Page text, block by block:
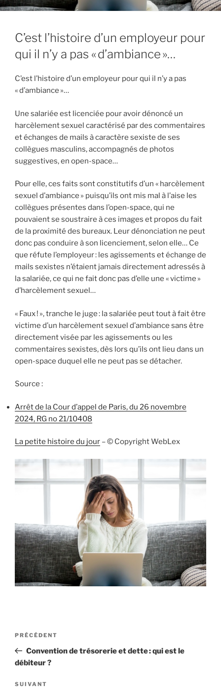
C’est l’histoire d’un employeur pour
qui il n’y a pas « d’ambiance »…
C’est l’histoire d’un employeur pour qui il n’y a pas
« d’ambiance »…
Une salariée est licenciée pour avoir dénoncé un
harcèlement sexuel caractérisé par des commentaires
et échanges de mails à caractère sexiste de ses
collègues masculins, accompagnés de photos
suggestives, en open-space…
Pour elle, ces faits sont constitutifs d’un « harcèlement
sexuel d’ambiance » puisqu’ils ont mis mal à l’aise les
collègues présentes dans l’open-space, qui ne
pouvaient se soustraire à ces images et propos du fait
de la proximité des bureaux. Leur dénonciation ne peut
donc pas conduire à son licenciement, selon elle… Ce
que réfute l’employeur : les agissements et échange de
mails sexistes n’étaient jamais directement adressés à
la salariée, ce qui ne fait donc pas d’elle une « victime »
d’harcèlement sexuel…
« Faux ! », tranche le juge : la salariée peut tout à fait être
victime d’un harcèlement sexuel d’ambiance sans être
directement visée par les agissements ou les
commentaires sexistes, dès lors qu’ils ont lieu dans un
open-space duquel elle ne peut pas se détacher.
Source :
Arrêt de la Cour d’appel de Paris, du 26 novembre
2024, RG no 21/10408
La petite histoire du jour – © Copyright WebLex
Navigation
l’article
Article
précédent
PRÉCÉDENT
Convention de trésorerie et dette : qui est le
débiteur ?
Article
SUIVANT